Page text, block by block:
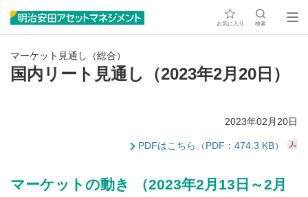
お気に入り 検索
マーケット見通し（総合）
国内リート見通し（2023年2月20日）
2023年02月20日
PDFはこちら（PDF：474.3 KB）
マーケットの動き （2023年2月13日～2月